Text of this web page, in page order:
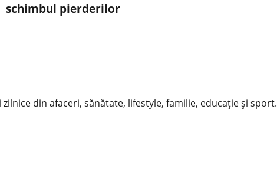
schimbul pierderilor
din afaceri, sănătate, lifestyle, familie, educație și sport.